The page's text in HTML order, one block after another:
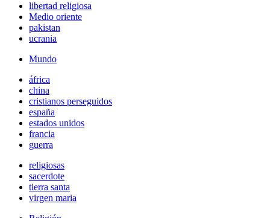
libertad religiosa
Medio oriente
pakistan
ucrania
Mundo
áfrica
china
cristianos perseguidos
españa
estados unidos
francia
guerra
religiosas
sacerdote
tierra santa
virgen maria